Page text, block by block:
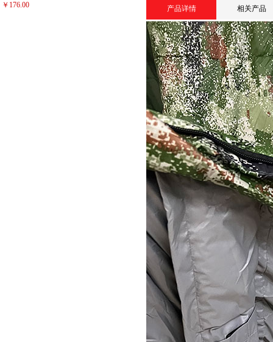
充睡袋
￥176.00 产品详情 相关产品